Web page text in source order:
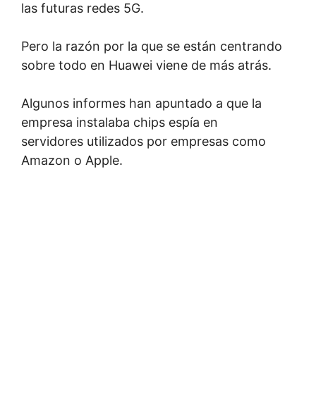
las futuras redes 5G.
Pero la razón por la que se están centrando
sobre todo en Huawei viene de más atrás.
Algunos informes han apuntado a que la
empresa instalaba chips espía en
servidores utilizados por empresas como
Amazon o Apple.